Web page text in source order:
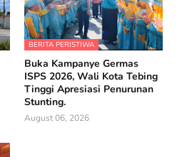
BERITA PERISTIWA
Buka Kampanye Germas
ISPS 2026, Wali Kota Tebing
Tinggi Apresiasi Penurunan
Stunting.
August 06, 2026